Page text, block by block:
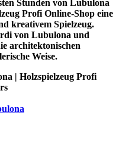
Stunden von Lubulona
Profi Online-Shop eine
kreativem Spielzeug.
von Lubulona und
architektonischen
Weise.
| Holzspielzeug Profi